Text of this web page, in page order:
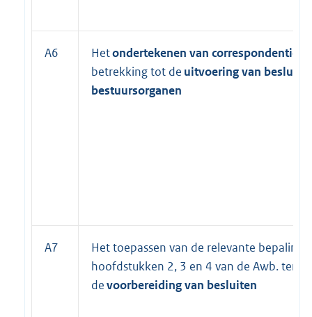
A6 Hetondertekenen van correspondentie
betrekking tot de uitvoering van
bestuursorganen
A7
Het toepassen van de relevante
hoofdstukken 2, 3 en 4 van de Awb. ter
devoorbereiding van besluiten